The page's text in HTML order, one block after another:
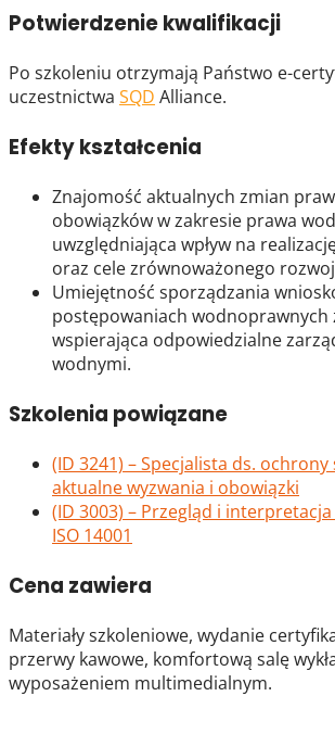
Potwierdzenie kwalifikacji
Po szkoleniu otrzymają Państwo e-
uczestnictwa SQD Alliance.
Efekty kształcenia
Znajomość aktualnych zmian
obowiązków w zakresie prawa
uwzględniająca wpływ na
oraz cele zrównoważonego
Umiejętność sporządzania
postępowaniach wodnoprawnych
wspierająca odpowiedzialne
wodnymi.
Szkolenia powiązane
(ID 3241) – Specjalista ds.
aktualne wyzwania i obowiązki
(ID 3003) – Przegląd i
ISO 14001
Cena zawiera
Materiały szkoleniowe, wydanie
przerwy kawowe, komfortową salę
wyposażeniem multimedialnym.